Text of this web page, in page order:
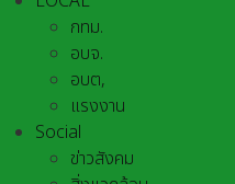
กทม.
อบจ.
อบต,
แรงงาน
Social
ข่าวสังคม